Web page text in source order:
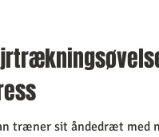
træner sit åndedræt med